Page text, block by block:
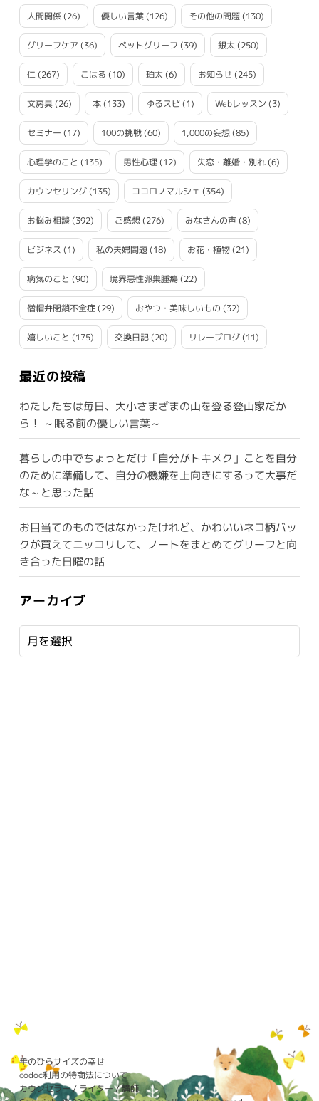
人間関係(26) 優しい言葉(126) その他の問題(130)
グリーフケア (36) ペットグリーフ (39) 銀太 (250)
仁(267) こはる (10) 珀太 (6) お知らせ (245)
文房具(26) 本(133) ゆるスピ(1) Webレッスン (3)
セミナー (17) 100の挑戦(60) 1,000の妄想(85)
心理学のこと (135) 男性心理(12) 失恋・離婚・別れ(6)
カウンセリング(135) ココロノマルシェ (354)
お悩み相談(392) ご感想(276) みなさんの声(8)
ビジネス (1) 私の夫婦問題(18) お花・植物(21)
病気のこと (90) 境界悪性卵巣腫瘍(22)
僧帽弁閉鎖不全症(29) おやつ・美味しいもの (32)
嬉しいこと (175) 交換日記(20) リレーブログ(11)
最近の投稿
わたしたちは毎日、大小さまざまの山を登る登山家だか
ら！ ～眠る前の優しい言葉～
暮らしの中でちょっとだけ「自分がトキメク」ことを自分
のために準備して、自分の機嫌を上向きにするって大事だ
な～と思った話
お目当てのものではなかったけれど、かわいいネコ柄バッ
クが買えてニッコリして、ノートをまとめてグリーフと向
き合った日曜の話
アーカイブ
手のひらサイズの幸せ
codoc利用の特商法について
カウンセラー / ライター / 講師